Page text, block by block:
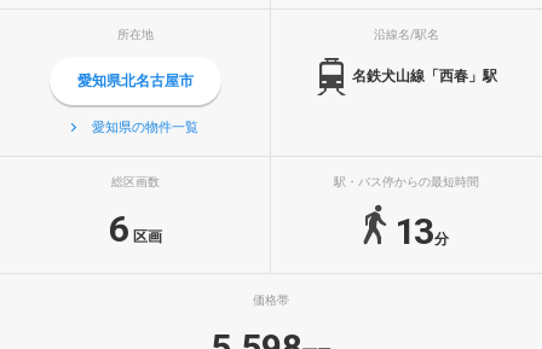
所在地
愛知県北名古屋市
愛知県の物件一覧
沿線名/駅名
名鉄犬山線「西春」駅
総区画数
6 区画
駅・バス停からの最短時間
13分
価格帯